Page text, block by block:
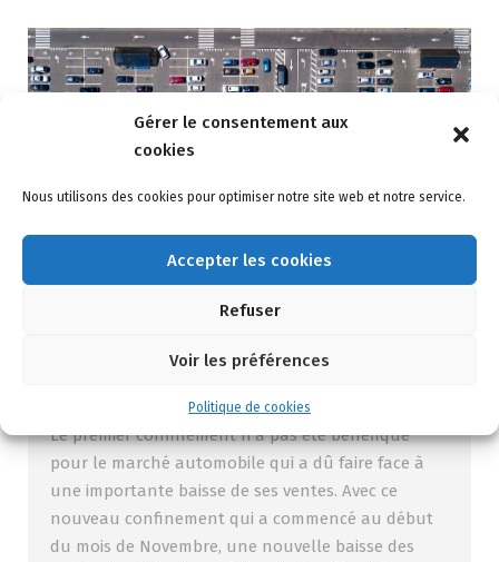
Gérer le consentement aux
cookies
Nous utilisons des cookies pour optimiser notre site web et notre service.
Accepter les cookies
Refuser
Voir les préférences
Politique de cookies
Marché automobile : La crainte d’une
8 novembre 2020
Le premier confinement n’a pas été bénéfique
pour le marché automobile qui a dû faire face à
une importante baisse de ses ventes. Avec ce
nouveau confinement qui a commencé au début
du mois de Novembre, une nouvelle baisse des